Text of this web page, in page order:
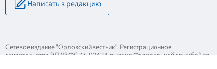
Написать в редакцию
Сетевое издание "Орловский вестник". Регистрационное
свидетельство ЭЛ № ФС 77-90424, выдано Федеральной службой по